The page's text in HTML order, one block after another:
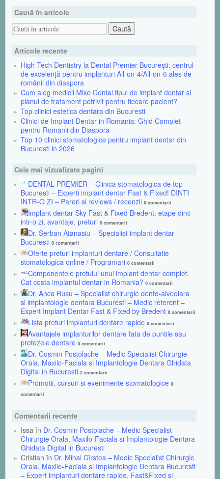
Caută în articole
Articole recente
High Tech Dentistry la Dental Premier București: centrul
de excelență pentru implanturi All-on-4/All-on-6 ales de
românii din diaspora
Cum aleg medicii Miko Dental tipul de implant dentar si
planul de tratament potrivit pentru fiecare pacient?
Top clinici estetica dentara din Bucuresti
Clinici de Implant Dentar in Romania: Ghid Complet
pentru Romanii din Diaspora
Top 10 clinici stomatologice pentru implant dentar din
Bucuresti in 2026
Cele mai vizualizate pagini
DENTAL PREMIER – Clinica stomatologica de top
Bucuresti – Experti implant dentar Fast & Fixed! DINTI
INTR-O ZI – Pareri si reviews / recenzii 0 comentarii
Implant dentar Sky Fast & Fixed Bredent: etape dinti
intr-o zi, avantaje, preturi 0 comentarii
Dr. Serban Atanasiu – Specialist implant dentar
Bucuresti 0 comentarii
Oferte preturi implanturi dentare / Consultatie
stomatologica online / Programari 0 comentarii
Componentele pretului unui implant dentar complet.
Cat costa implantul dentar in Romania? 0 comentarii
Dr. Anca Rusu – Specialist chirurgie dento-alveolara
si implantologie dentara Bucuresti – Medic referent –
Expert Implant Dentar Fast & Fixed by Bredent 0 comentarii
Lista preturi implanturi dentare rapide 0 comentarii
Avantajele implanturilor dentare fata de puntile sau
protezele dentare 0 comentarii
Dr. Cosmin Postolache – Medic Specialist Chirurgie
Orala, Maxilo-Faciala si Implantologie Dentara Ghidata
Digital in Bucuresti 2 comentarii
Promotii, cursuri si evenimente stomatologice 0
comentarii
Comentarii recente
Issa în Dr. Cosmin Postolache – Medic Specialist
Chirurgie Orala, Maxilo-Faciala si Implantologie Dentara
Ghidata Digital in Bucuresti
Cristian în Dr. Mihai Cîrstea – Medic Specialist Chirurgie
Orala, Maxilo-Faciala si Implantologie Dentara Bucuresti
– Expert implanturi dentare rapide, Fast&Fixed si